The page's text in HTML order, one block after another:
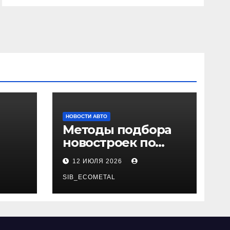
НОВОСТИ АВТО
Методы подбора
новостроек по
заданным
критериям
12 ИЮЛЯ 2026
SIB_ECOMETAL